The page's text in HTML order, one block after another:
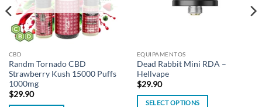
CBD
Randm Tornado CBD
Strawberry Kush 15000 Puffs
1000mg
$29.90
EQUIPAMENTOS
Dead Rabbit Mini RDA –
Hellvape
$29.90
SELECT OPTIONS